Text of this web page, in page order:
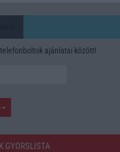
ajánlatai között!
GYORSLISTA